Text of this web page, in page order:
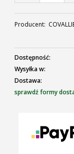
Producent:
Dostępność:
Wysyłka w:
Dostawa:
sprawdź formy